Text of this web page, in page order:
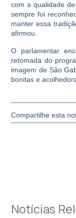
com a qualidade
sempre foi
manter essa
afirmou.
O parlamentar
retomada do
imagem de São
bonitas e
Compartilhe esta
Notícias